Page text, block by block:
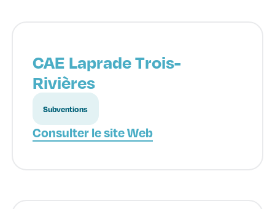
CAE Laprade Trois-
Rivières
Subventions
Consulter le site Web